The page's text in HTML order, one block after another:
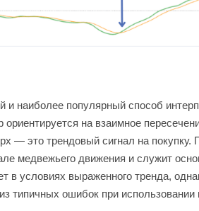
и наиболее популярный способ
на взаимное
— это трендовый сигнал на покупку.
медвежьего движения и служит
в условиях выраженного тренда,
типичных ошибок при использовании